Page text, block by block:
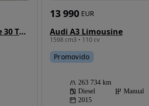
Audi A3 Limousine 30 TFSI S tronic Audi A3 Limousine
1598 cm3 • 110 cv
13 990 EUR
Promovido
263 734 km
Diesel
Manual
2015